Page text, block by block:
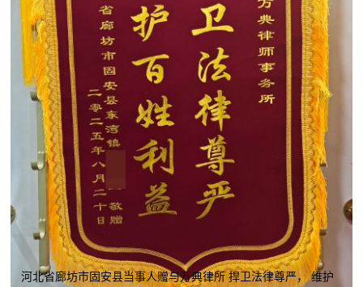
河北省廊坊市固安县当事人赠与万典律所 捍卫法律尊严， 维护